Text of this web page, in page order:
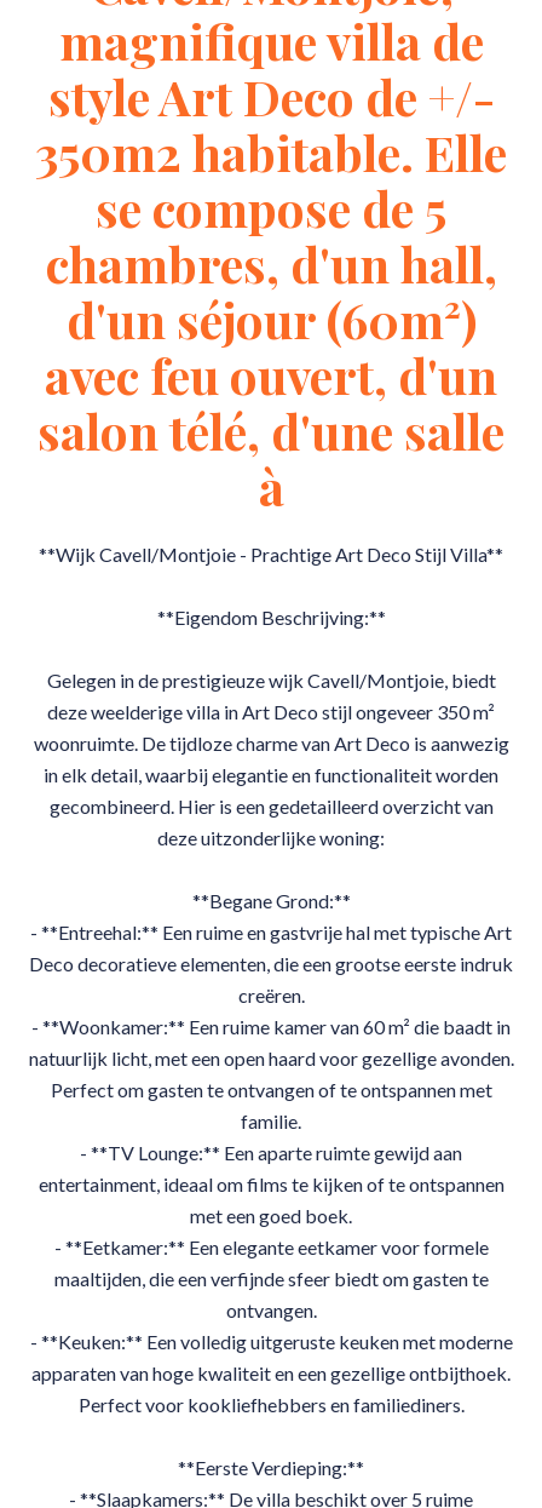
magnifique villa de
style Art Deco de +/-
350m2 habitable. Elle
se compose de 5
chambres, d'un hall,
d'un séjour (60m²)
avec feu ouvert, d'un
salon télé, d'une salle
à
**Wijk Cavell/Montjoie - Prachtige Art Deco Stijl Villa**
**Eigendom Beschrijving:**
Gelegen in de prestigieuze wijk Cavell/Montjoie, biedt
deze weelderige villa in Art Deco stijl ongeveer 350 m²
woonruimte. De tijdloze charme van Art Deco is aanwezig
in elk detail, waarbij elegantie en functionaliteit worden
gecombineerd. Hier is een gedetailleerd overzicht van
deze uitzonderlijke woning:
**Begane Grond:**
- **Entreehal:** Een ruime en gastvrije hal met typische Art
Deco decoratieve elementen, die een grootse eerste indruk
creëren.
- **Woonkamer:** Een ruime kamer van 60 m² die baadt in
natuurlijk licht, met een open haard voor gezellige avonden.
Perfect om gasten te ontvangen of te ontspannen met
familie.
- **TV Lounge:** Een aparte ruimte gewijd aan
entertainment, ideaal om films te kijken of te ontspannen
met een goed boek.
- **Eetkamer:** Een elegante eetkamer voor formele
maaltijden, die een verfijnde sfeer biedt om gasten te
ontvangen.
- **Keuken:** Een volledig uitgeruste keuken met moderne
apparaten van hoge kwaliteit en een gezellige ontbijthoek.
Perfect voor kookliefhebbers en familiediners.
**Eerste Verdieping:**
- **Slaapkamers:** De villa beschikt over 5 ruime